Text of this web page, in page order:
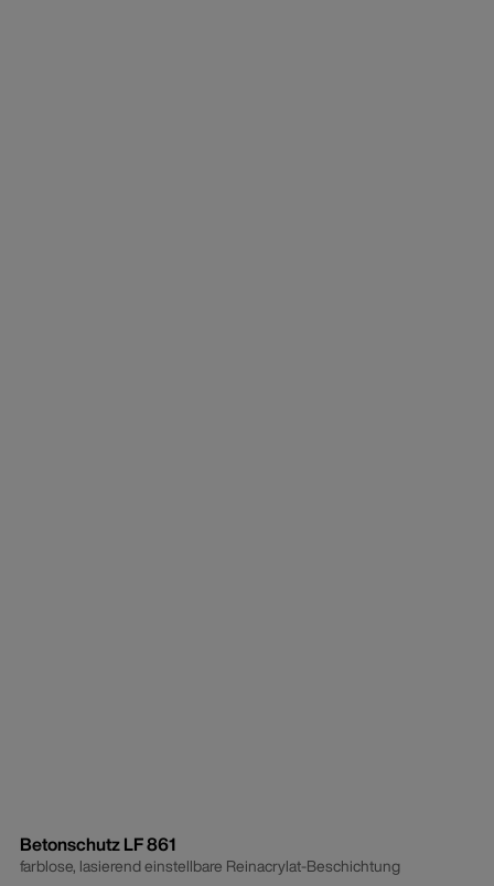
Betonschutz LF 861
farblose, lasierend einstellbare Reinacrylat-Beschichtung